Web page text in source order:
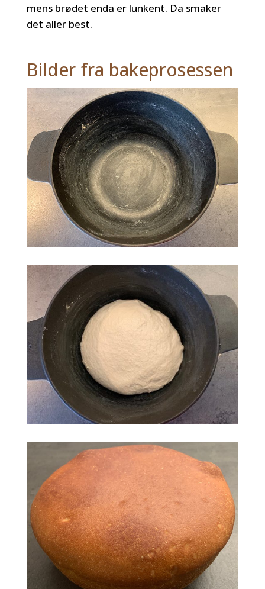
mens brødet enda er lunkent. Da smaker
det aller best.
Bilder fra bakeprosessen